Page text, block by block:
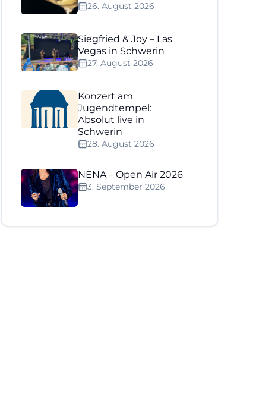
26. August 2026
Siegfried & Joy – Las
Vegas in Schwerin
27. August 2026
Konzert am
Jugendtempel:
Absolut live in
Schwerin
28. August 2026
NENA – Open Air 2026
3. September 2026